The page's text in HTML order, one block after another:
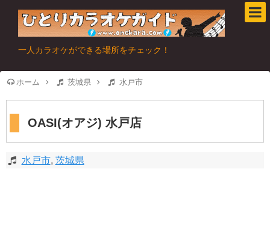
一人カラオケができる場所をチェック！
ホーム 茨城県 水戸市
OASI(オアジ) 水戸店
水戸市, 茨城県